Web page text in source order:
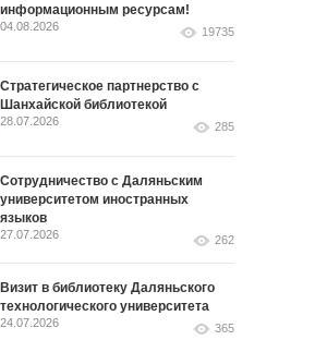
информационным ресурсам!
04.08.2026 19735
Стратегическое партнерство с
Шанхайской библиотекой
28.07.2026 285
Сотрудничество с Даляньским
университетом иностранных
языков
27.07.2026 262
Визит в библиотеку Даляньского
технологического университета
24.07.2026 365